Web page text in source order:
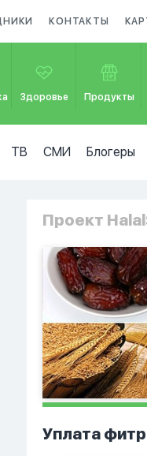
КОНТАКТЫ
Здоровье Продукты
ТВ СМИ Блогеры
Проект
Уплата